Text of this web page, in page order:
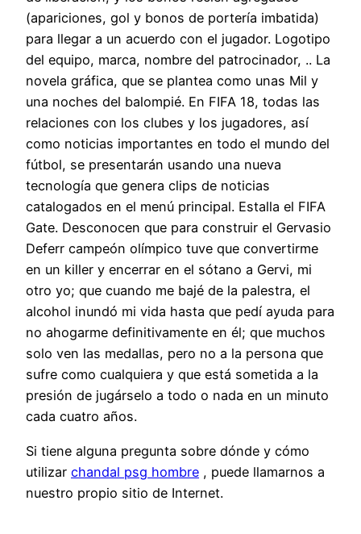
(apariciones, gol y bonos de portería imbatida)
para llegar a un acuerdo con el jugador. Logotipo
del equipo, marca, nombre del patrocinador, .. La
novela gráfica, que se plantea como unas Mil y
una noches del balompié. En FIFA 18, todas las
relaciones con los clubes y los jugadores, así
como noticias importantes en todo el mundo del
fútbol, se presentarán usando una nueva
tecnología que genera clips de noticias
catalogados en el menú principal. Estalla el FIFA
Gate. Desconocen que para construir el Gervasio
Deferr campeón olímpico tuve que convertirme
en un killer y encerrar en el sótano a Gervi, mi
otro yo; que cuando me bajé de la palestra, el
alcohol inundó mi vida hasta que pedí ayuda para
no ahogarme definitivamente en él; que muchos
solo ven las medallas, pero no a la persona que
sufre como cualquiera y que está sometida a la
presión de jugárselo a todo o nada en un minuto
cada cuatro años.
Si tiene alguna pregunta sobre dónde y cómo
utilizar chandal psg hombre , puede llamarnos a
nuestro propio sitio de Internet.